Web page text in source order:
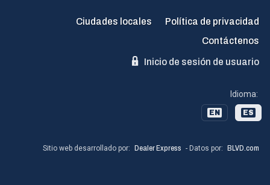
Ciudades locales
Política de privacidad
Contáctenos
Inicio de sesión de usuario
Idioma:
EN ES
Sitio web desarrollado por: Dealer Express - Datos por: BLVD.com